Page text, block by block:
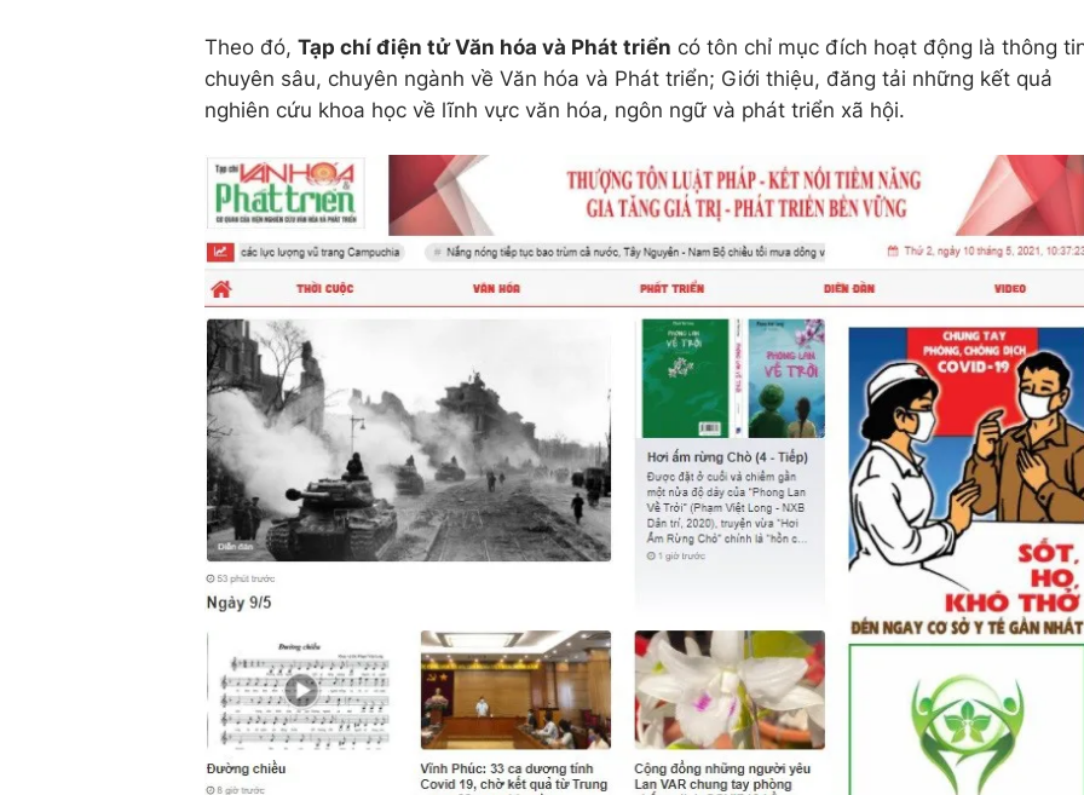
Theo đó, Tạp chí điện tử Văn hóa và Phát triển có tôn chỉ mục đích hoạt động là thông
chuyên sâu, chuyên ngành về Văn hóa và Phát triển; Giới thiệu, đăng tải những kết quả
nghiên cứu khoa học về lĩnh vực văn hóa, ngôn ngữ và phát triển xã hội.